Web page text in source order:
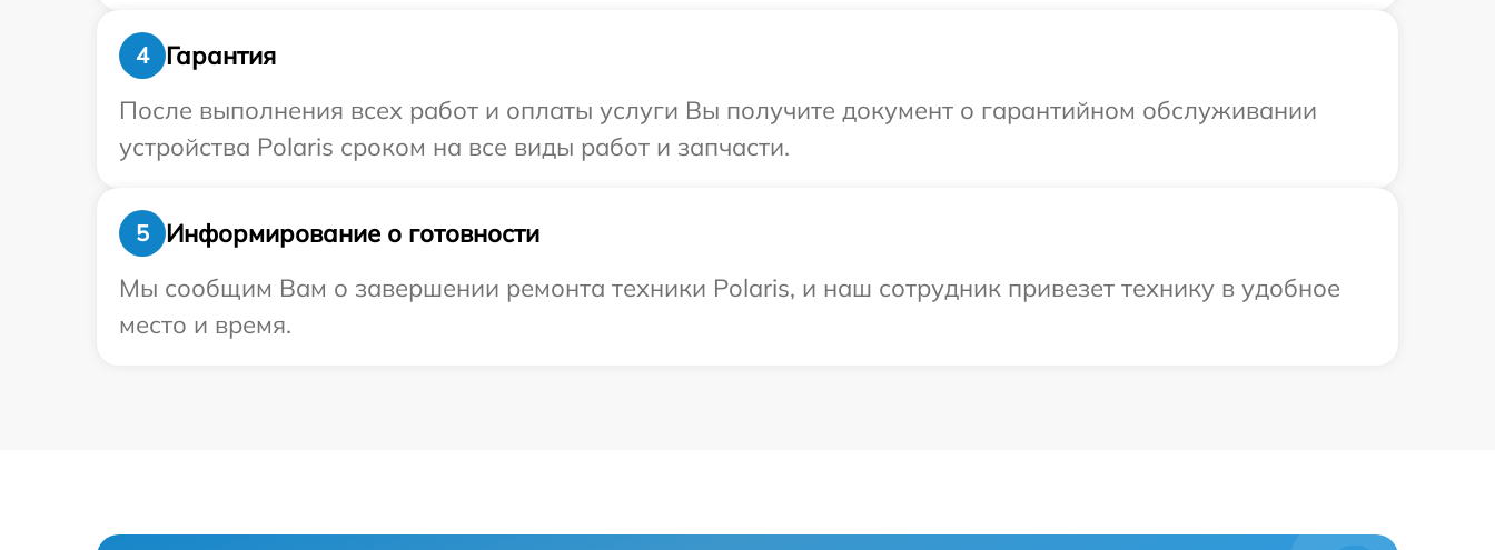
4
Гарантия
После выполнения всех работ и оплаты услуги Вы получите документ о гарантийном обслуживании
устройства Polaris сроком на все виды работ и запчасти.
5
Информирование о готовности
Мы сообщим Вам о завершении ремонта техники Polaris, и наш сотрудник привезет технику в удобное
место и время.